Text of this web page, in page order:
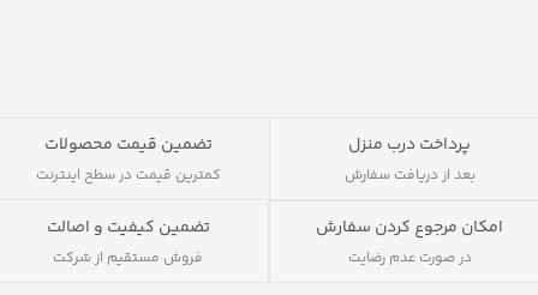
پرداخت درب منزل
بعد از دریافت سفارش
تضمین قیمت محصولات
کمترین قیمت در سطح اینترنت
امکان مرجوع کردن سفارش
در صورت عدم رضایت
تضمین کیفیت و اصالت
فروش مستقیم از شرکت